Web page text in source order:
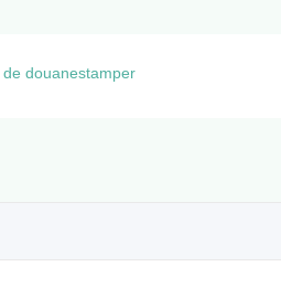
douanestamper